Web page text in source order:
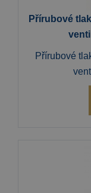
Přírubové
Přírubové